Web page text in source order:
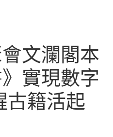
文瀾閣本
》實現數字
古籍活起